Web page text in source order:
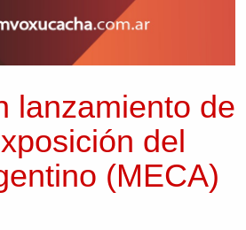
lanzamiento de
del
(MECA)